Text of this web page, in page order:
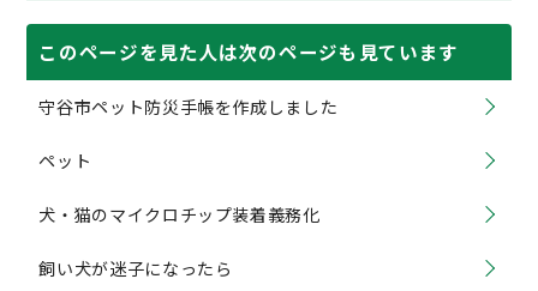
このページを見た人は次のページも見ています
守谷市ペット防災手帳を作成しました
ペット
犬・猫のマイクロチップ装着義務化
飼い犬が迷子になったら